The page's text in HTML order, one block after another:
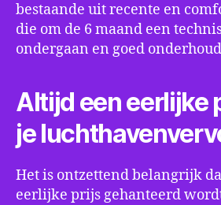
bestaande uit recente en
die om de 6 maand een
ondergaan en goed
Altijd een eerlijke
je
Het is ontzettend belangrijk
eerlijke prijs gehanteerd